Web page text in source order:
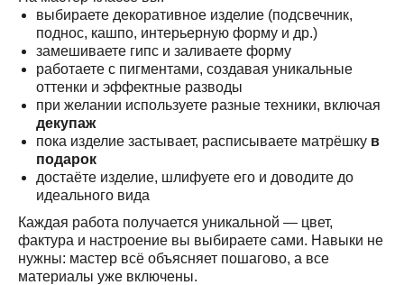
выбираете декоративное изделие (подсвечник,
поднос, кашпо, интерьерную форму и др.)
замешиваете гипс и заливаете форму
работаете с пигментами, создавая уникальные
оттенки и эффектные разводы
при желании используете разные техники, включая
декупаж
пока изделие застывает, расписываете матрёшку в
подарок
достаёте изделие, шлифуете его и доводите до
идеального вида
Каждая работа получается уникальной — цвет,
фактура и настроение вы выбираете сами. Навыки не
нужны: мастер всё объясняет пошагово, а все
материалы уже включены.